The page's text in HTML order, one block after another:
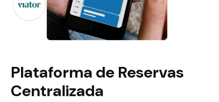
Plataforma de Reservas
Centralizada